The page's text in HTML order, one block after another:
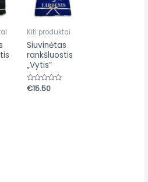
Kiti produktai
Siuvinėtas
rankšluostis
„Vytis”
Įvertinimas:
0
€15.50